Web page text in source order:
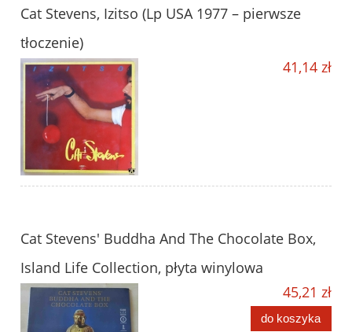
Cat Stevens, Izitso (Lp USA 1977 – pierwsze
tłoczenie)
41,14 zł
Cat Stevens' Buddha And The Chocolate Box,
Island Life Collection, płyta winylowa
45,21 zł
do koszyka